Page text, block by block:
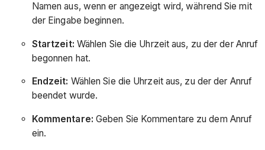
Namen aus, wenn er angezeigt wird, während Sie mit
der Eingabe beginnen.
Startzeit: Wählen Sie die Uhrzeit aus, zu der der Anruf
begonnen hat.
Endzeit: Wählen Sie die Uhrzeit aus, zu der der Anruf
beendet wurde.
Kommentare: Geben Sie Kommentare zu dem Anruf
ein.